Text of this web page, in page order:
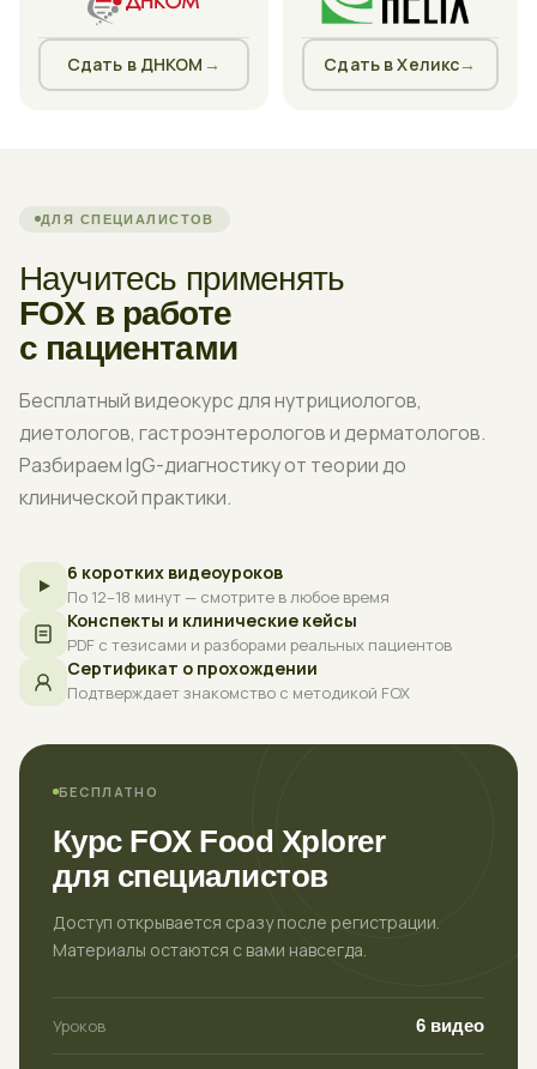
Сдать в ДНКОМ → Сдать в Хеликс→
ДЛЯ СПЕЦИАЛИСТОВ
Научитесь применять
FOX в работе
с пациентами
Бесплатный видеокурс для нутрициологов,
диетологов, гастроэнтерологов и дерматологов.
Разбираем IgG-диагностику от теории до
клинической практики.
6 коротких видеоуроков
По 12–18 минут — смотрите в любое время
Конспекты и клинические кейсы
PDF с тезисами и разборами реальных пациентов
Сертификат о прохождении
Подтверждает знакомство с методикой FOX
БЕСПЛАТНО
Курс FOX Food Xplorer
для специалистов
Доступ открывается сразу после регистрации.
Материалы остаются с вами навсегда.
Уроков 6 видео